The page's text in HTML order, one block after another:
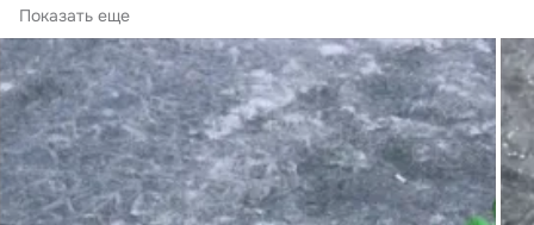
льда. К участию допускаются все желающие на основании
заявок, предоставленных в судейскую коллегию.
Соревнования проводятся как в личном зачёте, так и в
командном (состав: 3 человека в однообразной форме
одежды).
Ловля производится в определенной судейской
коллегией зоне одной удочкой, оснащённой одной
искусственной приманкой. Разрешается любая насадка
естественного происхождения. Прикармливать рыбу
Показать еще